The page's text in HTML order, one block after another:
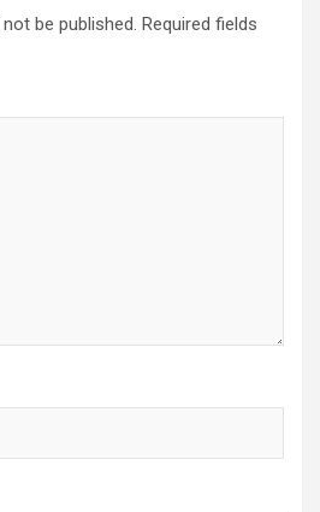
be published. Required fields